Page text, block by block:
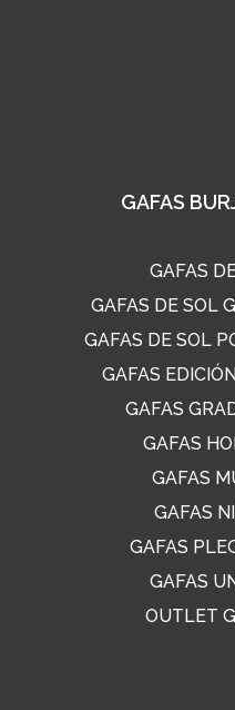
GAFAS
GAFAS
GAFAS DE SOL
GAFAS DE SOL
GAFAS
GAFAS
GAFAS
GAFAS
GAFAS
GAFAS
GAFAS
OUTLET